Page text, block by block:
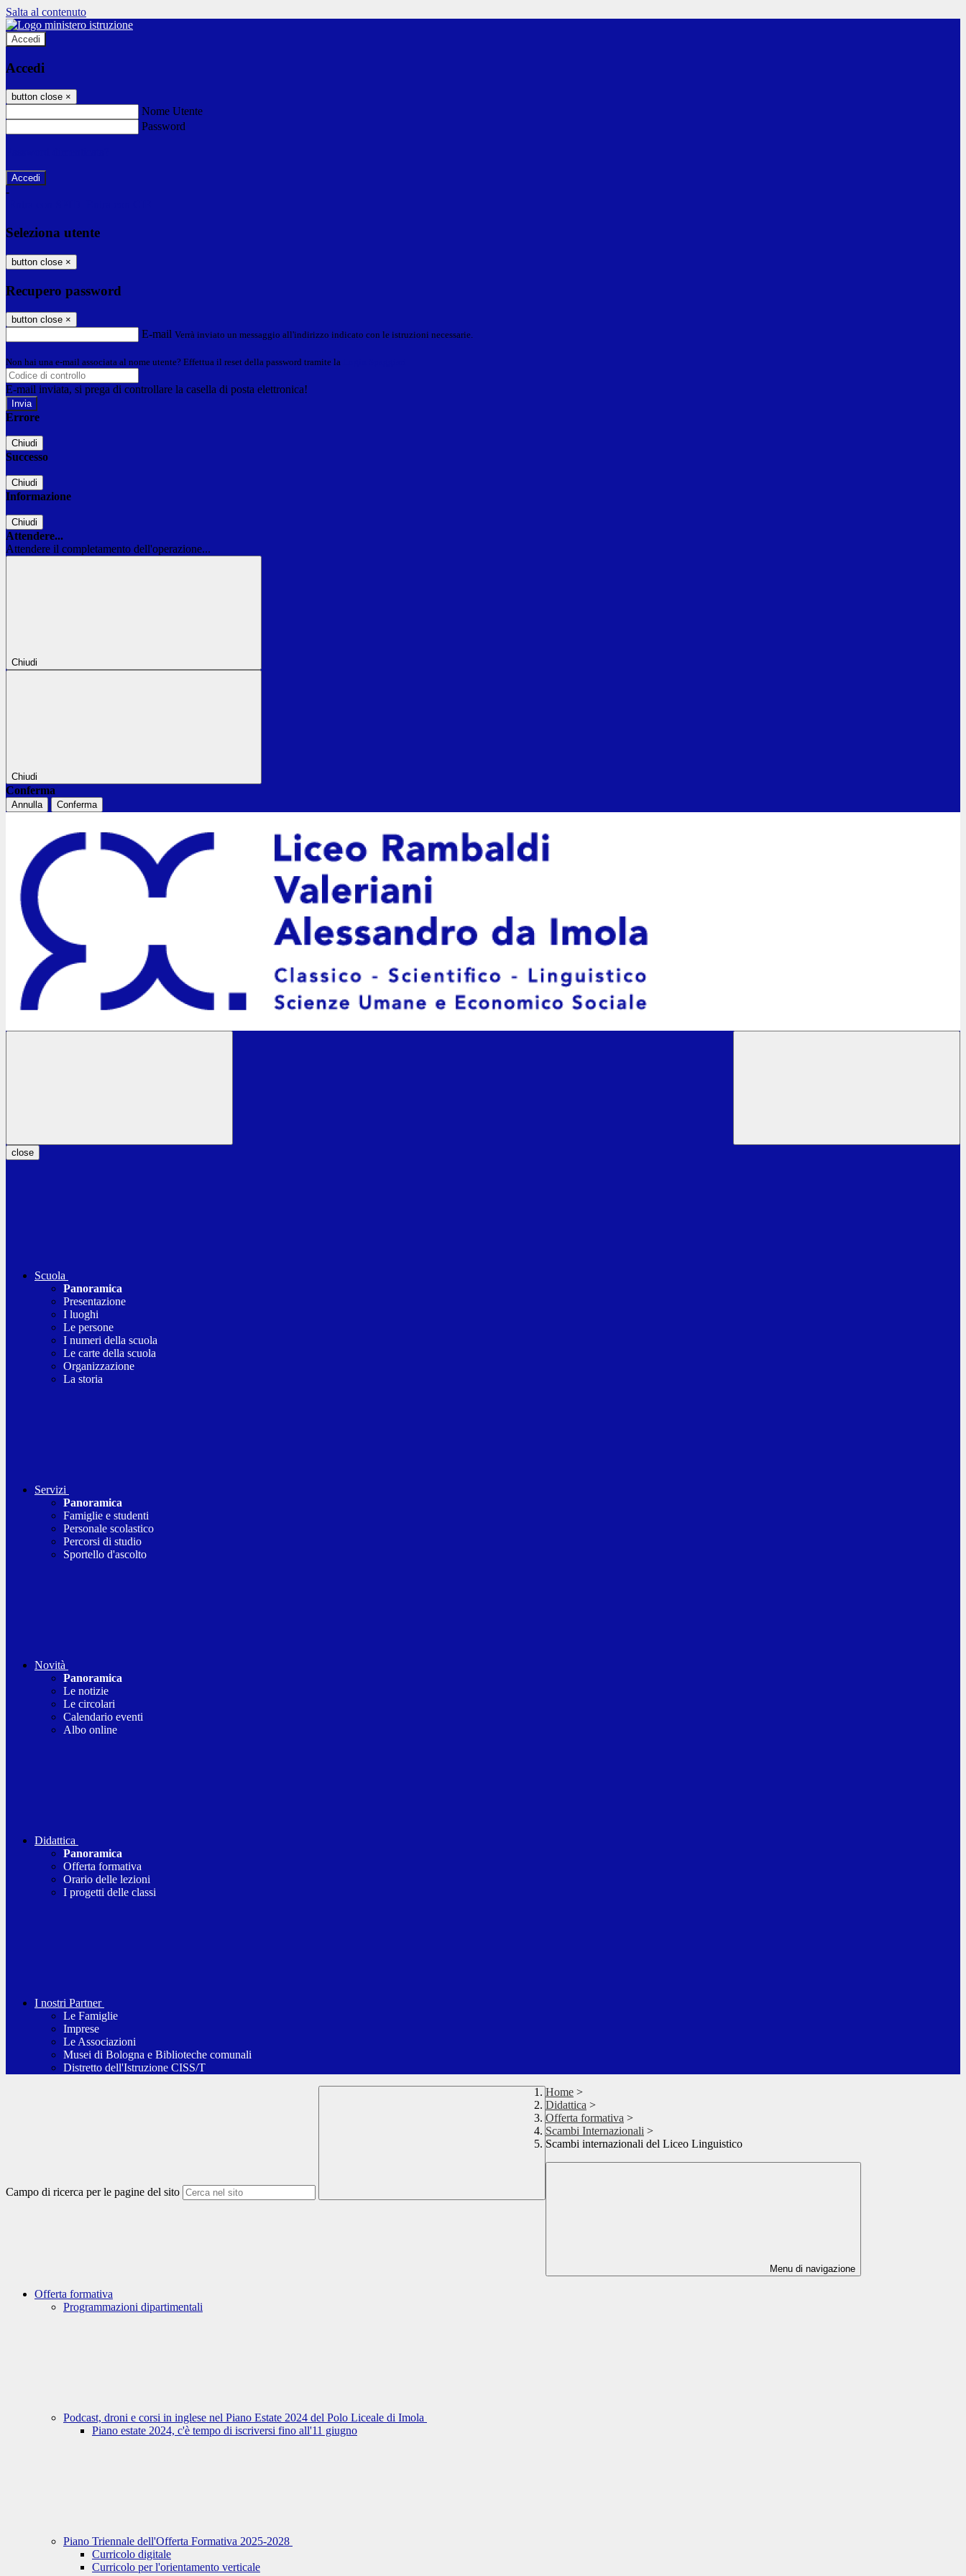
Salta al contenuto
Accedi
Accedi
button close ×
Nome Utente
Password
-
Seleziona utente
button close ×
Recupero password
button close ×
E-mail Verrà inviato un messaggio all'indirizzo indicato con le istruzioni necessarie.
Non hai una e-mail associata al nome utente? Effettua il reset della password tramite la
E-mail inviata, si prega di controllare la casella di posta elettronica!
Errore
Chiudi
Successo
Chiudi
Informazione
Chiudi
Attendere...
Attendere il completamento dell'operazione...
Chiudi
Chiudi
Conferma
Annulla Conferma
close
Scuola
Panoramica
Presentazione
I luoghi
Le persone
I numeri della scuola
Le carte della scuola
Organizzazione
La storia
Servizi
Panoramica
Famiglie e studenti
Personale scolastico
Percorsi di studio
Sportello d'ascolto
Novità
Panoramica
Le notizie
Le circolari
Calendario eventi
Albo online
Didattica
Panoramica
Offerta formativa
Orario delle lezioni
I progetti delle classi
I nostri Partner
Le Famiglie
Imprese
Le Associazioni
Musei di Bologna e Biblioteche comunali
Distretto dell'Istruzione CISS/T
Campo di ricerca per le pagine del sito
Home >
Didattica >
Offerta formativa >
Scambi Internazionali >
Scambi internazionali del Liceo Linguistico
Menu di navigazione
Offerta formativa
Programmazioni dipartimentali
Podcast, droni e corsi in inglese nel Piano Estate 2024 del Polo Liceale di Imola
Piano estate 2024, c'è tempo di iscriversi fino all'11 giugno
Piano Triennale dell'Offerta Formativa 2025-2028
Curricolo digitale
Curricolo per l'orientamento verticale